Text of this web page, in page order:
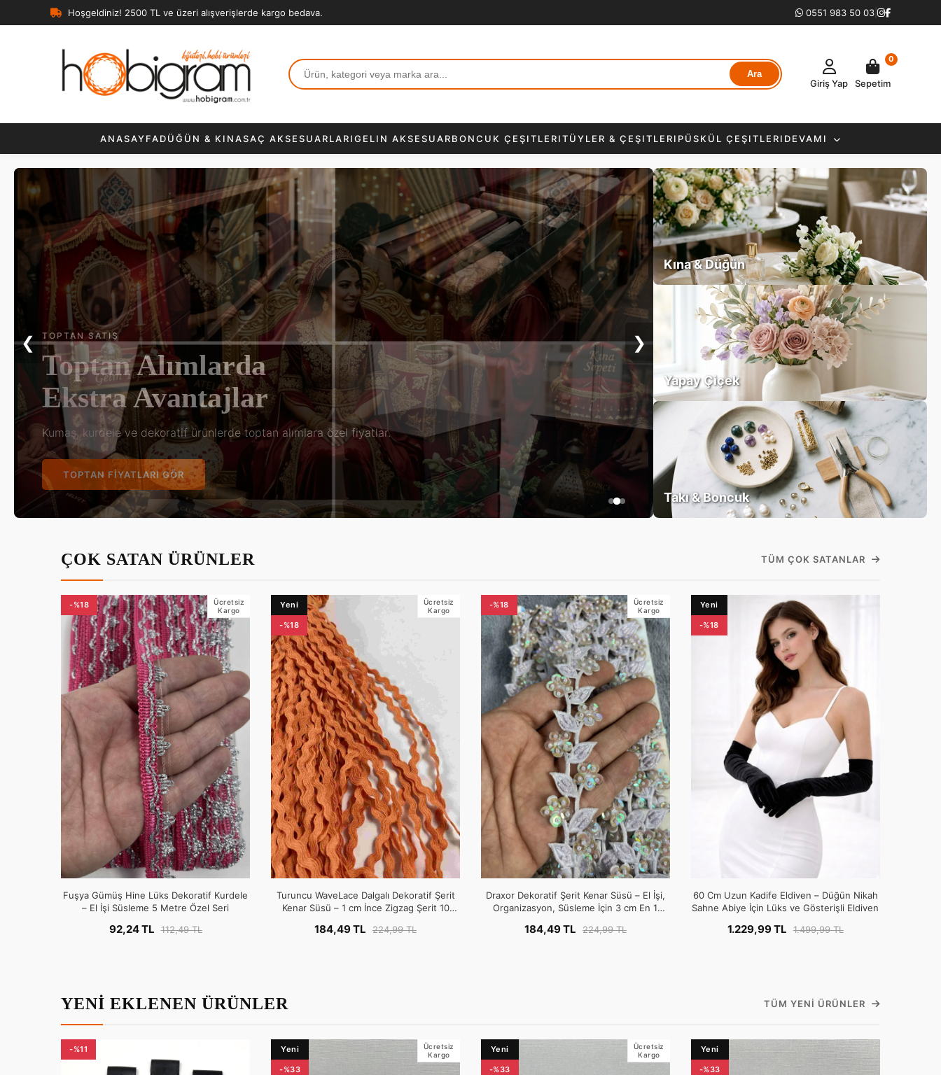
Hoşgeldiniz! 2500 TL ve üzeri alışverişlerde kargo bedava. 0551 983 50 03
Ara
Giriş Yap Sepetim
0
ANASAYFADÜĞÜN & KINASAÇ AKSESUARLARIGELIN AKSESUARBONCUK ÇEŞITLERITÜYLER & ÇEŞITLERI PÜSKÜL ÇEŞITLERI DEVAMI
KINA & DÜĞÜN
Göz Kamaştıran
Gelin Aksesuarları
En özel gününüz için en zarif tasarımlar Kalif kalitesiyle.
KOLEKSIYONU KEŞFET
❮ ❯
Kına & Düğün
Yapay Çiçek
Takı & Boncuk
ÇOK SATAN ÜRÜNLER TÜM ÇOK SATANLAR
-%18
Ücretsiz
Kargo
Fuşya Gümüş Hine Lüks Dekoratif Kurdele
– El İşi Süsleme 5 Metre Özel Seri
92,24 TL 112,49 TL
Yeni
-%18
Ücretsiz
Kargo
Turuncu WaveLace Dalgalı Dekoratif Şerit
Kenar Süsü – 1 cm İnce Zigzag Şerit 10
184,49 TL 224,99 TL
-%18
Ücretsiz
Kargo
Draxor Dekoratif Şerit Kenar Süsü – El İşi,
Organizasyon, Süsleme İçin 3 cm En 1
184,49 TL 224,99 TL
Yeni
-%18
60 Cm Uzun Kadife Eldiven – Düğün Nikah
Sahne Abiye İçin Lüks ve Gösterişli Eldiven
1.229,99 TL 1.499,99 TL
YENİ EKLENEN ÜRÜNLER TÜM YENI ÜRÜNLER
-%11 Yeni
-%33
Ücretsiz
Kargo
Yeni
-%33
Ücretsiz
Kargo
Yeni
-%33